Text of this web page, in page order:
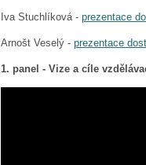
Iva Stuchlíková - prezentace
Arnošt Veselý - prezentace
1. panel - Vize a cíle